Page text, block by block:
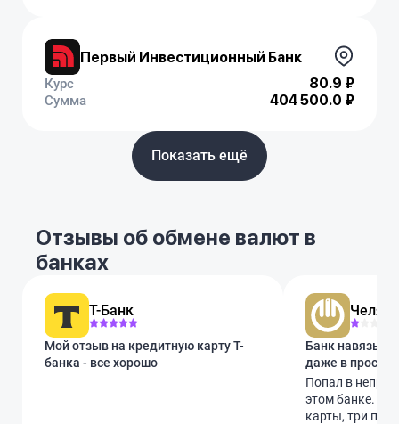
Первый Инвестиционный Банк
Курс 80.9 ₽
Сумма 404 500.0 ₽
Показать ещё
Отзывы об обмене валют в
банках
Т-Банк
Мой отзыв на кредитную карту Т-
банка - все хорошо
Банк
даже в
Попал в
этом банке.
карты, три